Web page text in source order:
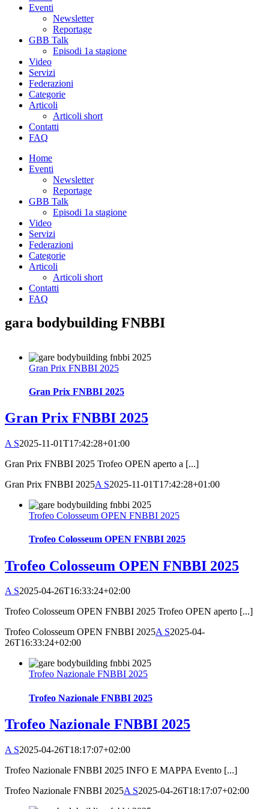
Eventi
Newsletter
Reportage
GBB Talk
Episodi 1a stagione
Video
Servizi
Federazioni
Categorie
Articoli
Articoli short
Contatti
FAQ
Home
Eventi
Newsletter
Reportage
GBB Talk
Episodi 1a stagione
Video
Servizi
Federazioni
Categorie
Articoli
Articoli short
Contatti
FAQ
gara bodybuilding FNBBI
Gran Prix FNBBI 2025
Gran Prix FNBBI 2025
Gran Prix FNBBI 2025
A S2025-11-01T17:42:28+01:00
Gran Prix FNBBI 2025 Trofeo OPEN aperto a [...]
Gran Prix FNBBI 2025A S2025-11-01T17:42:28+01:00
Trofeo Colosseum OPEN FNBBI 2025
Trofeo Colosseum OPEN FNBBI 2025
Trofeo Colosseum OPEN FNBBI 2025
A S2025-04-26T16:33:24+02:00
Trofeo Colosseum OPEN FNBBI 2025 Trofeo OPEN aperto [...]
Trofeo Colosseum OPEN FNBBI 2025A S2025-04-
26T16:33:24+02:00
Trofeo Nazionale FNBBI 2025
Trofeo Nazionale FNBBI 2025
Trofeo Nazionale FNBBI 2025
A S2025-04-26T18:17:07+02:00
Trofeo Nazionale FNBBI 2025 INFO E MAPPA Evento [...]
Trofeo Nazionale FNBBI 2025A S2025-04-26T18:17:07+02:00